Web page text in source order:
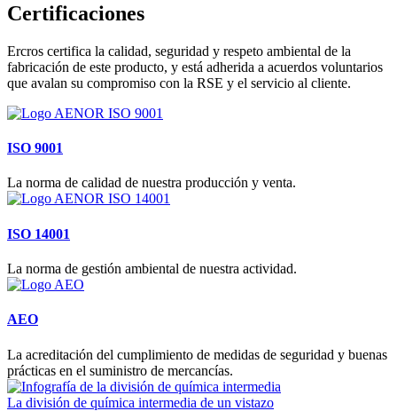
Certificaciones
Ercros certifica la calidad, seguridad y respeto ambiental de la
fabricación de este producto, y está adherida a acuerdos voluntarios
que avalan su compromiso con la RSE y el servicio al cliente.
ISO 9001
La norma de calidad de nuestra producción y venta.
ISO 14001
La norma de gestión ambiental de nuestra actividad.
AEO
La acreditación del cumplimiento de medidas de seguridad y buenas
prácticas en el suministro de mercancías.
La división de química intermedia de un vistazo